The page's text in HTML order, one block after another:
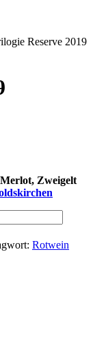
Reserve 2019
Zweigelt
Rotwein